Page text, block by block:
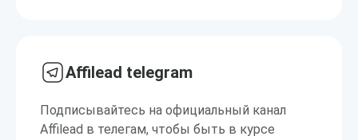
Affilead telegram
Подписывайтесь на официальный канал
Affilead в телегам, чтобы быть в курсе